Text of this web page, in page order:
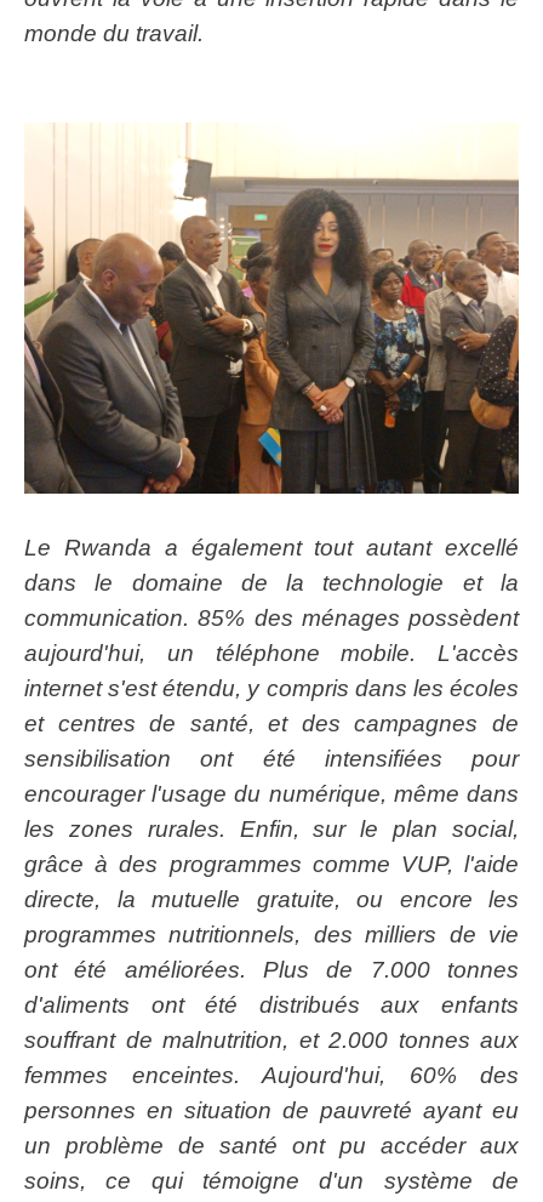
monde du travail.
Le Rwanda a également tout autant excellé
dans le domaine de la technologie et la
communication. 85% des ménages possèdent
aujourd'hui, un téléphone mobile. L'accès
internet s'est étendu, y compris dans les écoles
et centres de santé, et des campagnes de
sensibilisation ont été intensifiées pour
encourager l'usage du numérique, même dans
les zones rurales. Enfin, sur le plan social,
grâce à des programmes comme VUP, l'aide
directe, la mutuelle gratuite, ou encore les
programmes nutritionnels, des milliers de vie
ont été améliorées. Plus de 7.000 tonnes
d'aliments ont été distribués aux enfants
souffrant de malnutrition, et 2.000 tonnes aux
femmes enceintes. Aujourd'hui, 60% des
personnes en situation de pauvreté ayant eu
un problème de santé ont pu accéder aux
soins, ce qui témoigne d'un système de